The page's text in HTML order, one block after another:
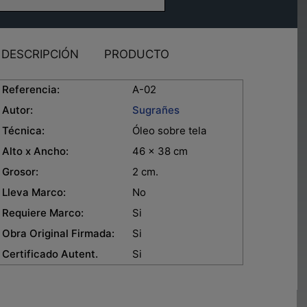
DESCRIPCIÓN PRODUCTO
A-02
Autor:
Sugrañes
Técnica:
Óleo sobre tela
x Ancho:
46 x 38 cm
2 cm.
Marco:
No
Marco:
Si
Original Firmada:
Si
Autent.
Si